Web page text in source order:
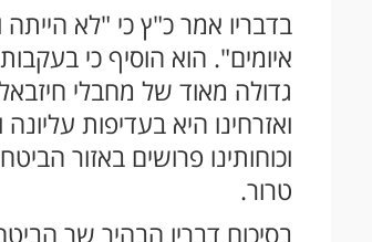
בדבריו אמר כ"ץ כי "לא
איומים". הוא הוסיף כי
גדולה מאוד של מחבלי
ואזרחינו היא בעדיפות
וכוחותינו פרושים באזור
טרור.
בסיכום דבריו הבהיר שר